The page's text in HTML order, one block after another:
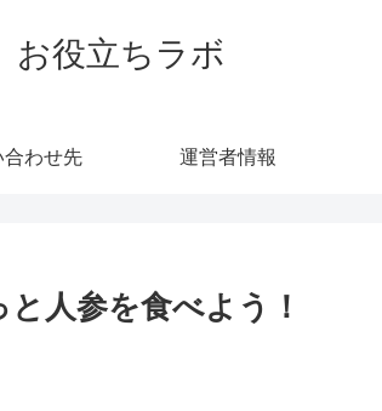
お役立ちラボ
合わせ先 運営者情報
人参を食べよう！